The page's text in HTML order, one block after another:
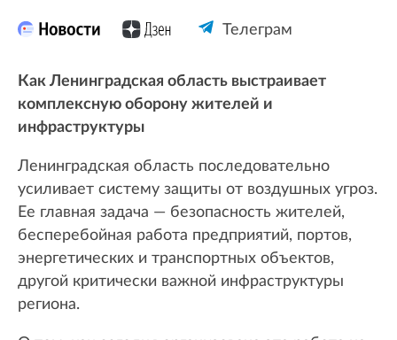
Телеграм
Как Ленинградская область выстраивает
комплексную оборону жителей и
инфраструктуры
Ленинградская область последовательно
усиливает систему защиты от воздушных угроз.
Ее главная задача — безопасность жителей,
бесперебойная работа предприятий, портов,
энергетических и транспортных объектов,
другой критически важной инфраструктуры
региона.